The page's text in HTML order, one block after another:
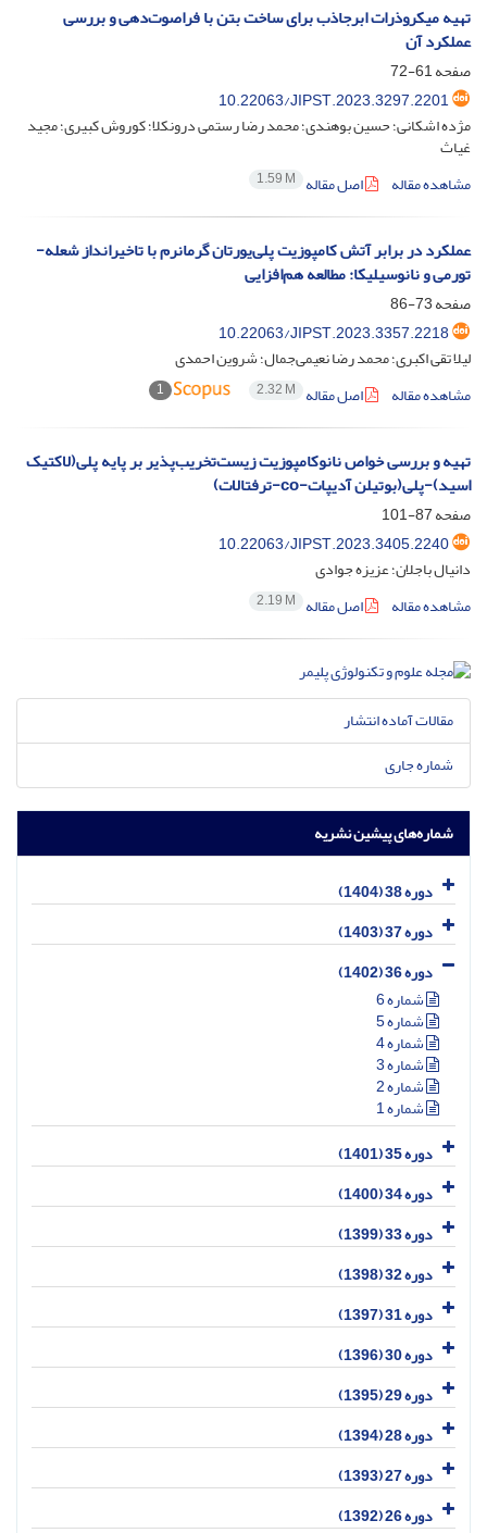
تهیه میکروذرات ابرجاذب برای ساخت بتن با فراصوت‌دهی و بررسی
عملکرد آن
صفحه61-72
10.22063/JIPST.2023.3297.2201
مژده اشکانی؛ حسین بوهندی؛ محمد رضا رستمی درونکلا؛ کوروش کبیری؛ مجید
غیاث
مشاهده مقاله
اصل مقاله 1.59 M
عملکرد در برابر آتش کامپوزیت پلی‌یورتان گرمانرم با تاخیرانداز شعله-
تورمی و نانوسیلیکا: مطالعه هم‌افزایی
صفحه73-86
10.22063/JIPST.2023.3357.2218
لیلا تقی‌ اکبری؛ محمد رضا نعیمی‌جمال؛ شروین احمدی
مشاهده مقاله
اصل مقاله 2.32 M
1
تهیه و بررسی خواص نانوکامپوزیت زیست‌تخریب‌پذیر بر پایه پلی(‌لاکتیک
اسید)-پلی(‌بوتیلن آدیپات-co-ترفتالات)
صفحه87-101
10.22063/JIPST.2023.3405.2240
دانیال باجلان؛ عزیزه جوادی
مشاهده مقاله
اصل مقاله 2.19 M
مقالات آماده انتشار
شماره جاری
شماره‌های پیشین نشریه
دوره 38 (1404)
دوره 37 (1403)
دوره 36 (1402)
شماره 6
شماره 5
شماره 4
شماره 3
شماره 2
شماره 1
دوره 35 (1401)
دوره 34 (1400)
دوره 33 (1399)
دوره 32 (1398)
دوره 31 (1397)
دوره 30 (1396)
دوره 29 (1395)
دوره 28 (1394)
دوره 27 (1393)
دوره 26 (1392)